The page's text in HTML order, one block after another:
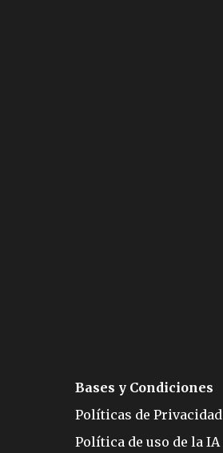
Bases y Condiciones
Políticas de Privacidad
Política de uso de la IA